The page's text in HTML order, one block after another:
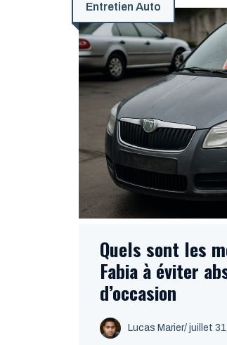
Entretien Auto
Quels sont les
Fabia à éviter
d’occasion
Lucas Marier/ juillet